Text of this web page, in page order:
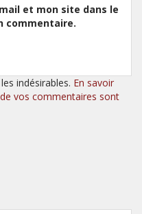
et mon site dans le
commentaire.
indésirables. En savoir
vos commentaires sont